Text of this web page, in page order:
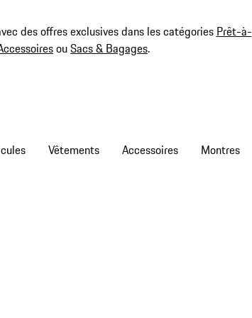
des offres exclusives dans les catégories Prêt-à-
ouSacs & Bagages.
Vêtements Accessoires Montres